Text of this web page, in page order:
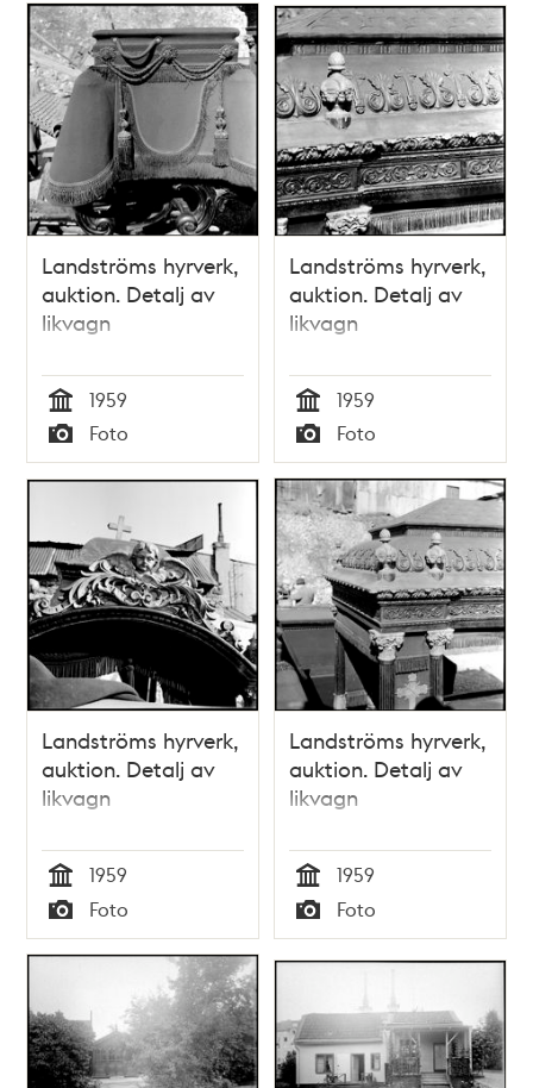
Landströms hyrverk,
auktion. Detalj av
likvagn
Tid
1959
Typ
Foto
Landströms hyrverk,
auktion. Detalj av
likvagn
Tid
1959
Typ
Foto
Landströms hyrverk,
auktion. Detalj av
likvagn
Tid
1959
Typ
Foto
Landströms hyrverk,
auktion. Detalj av
likvagn
Tid
1959
Typ
Foto